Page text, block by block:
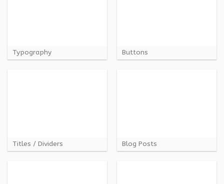
Typography Buttons
Titles / Dividers Blog Posts